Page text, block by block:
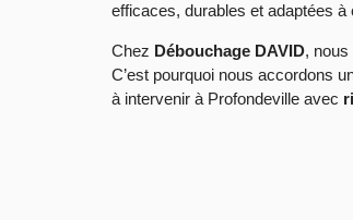
efficaces, durables et adaptées
Chez Débouchage DAVID, nous
C’est pourquoi nous accordons
à intervenir à Profondeville avec